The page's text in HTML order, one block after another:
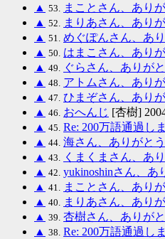
▲ 53. まことさん、あり
▲ 52. まりあさん、あり
▲ 51. めぐぽんさん、あ
▲ 50. はまこさん、あり
▲ 49. ぐらさん、ありが
▲ 48. アトムさん、あり
▲ 47. ひまぞさん、あり
▲ 46. おへんじ [杏樹]
▲ 45. Re: 200万語通過し
▲ 44. 海さん、ありがとう
▲ 43. くまくまさん、あ
▲ 42. yukinoshinさん、あ
▲ 41. まことさん、あり
▲ 40. まりあさん、あり
▲ 39. 杏樹さん、ありが
▲ 38. Re: 200万語通過し